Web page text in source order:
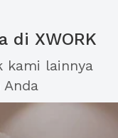
di XWORK
kami lainnya